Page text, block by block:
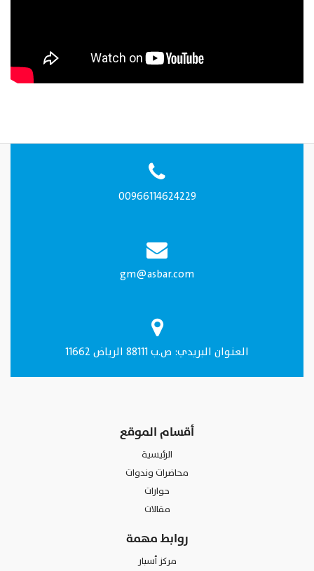
00966114624229
gm@asbar.com
العنـوان البريدي: ص.ب 88111 الرياض 11662
أقسام الموقع
الرئيسية
محاضرات وندوات
حوارات
مقالات
روابط مهمة
مركز أسبار